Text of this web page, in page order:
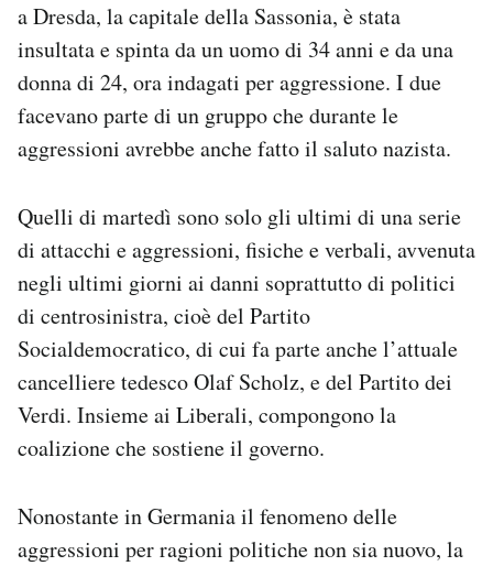
a Dresda, la capitale della Sassonia, è stata
insultata e spinta da un uomo di 34 anni e da una
donna di 24, ora indagati per aggressione. I due
facevano parte di un gruppo che durante le
aggressioni avrebbe anche fatto il saluto nazista.
Quelli di martedì sono solo gli ultimi di una serie
di attacchi e aggressioni, fisiche e verbali, avvenuta
negli ultimi giorni ai danni soprattutto di politici
di centrosinistra, cioè del Partito
Socialdemocratico, di cui fa parte anche l’attuale
cancelliere tedesco Olaf Scholz, e del Partito dei
Verdi. Insieme ai Liberali, compongono la
coalizione che sostiene il governo.
Nonostante in Germania il fenomeno delle
aggressioni per ragioni politiche non sia nuovo, la